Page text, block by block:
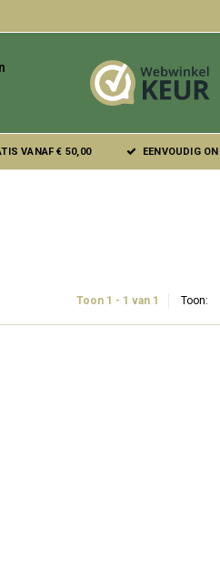
VANAF € 50,00 EENVOUDIG
Toon 1 - 1 van 1 Toon: